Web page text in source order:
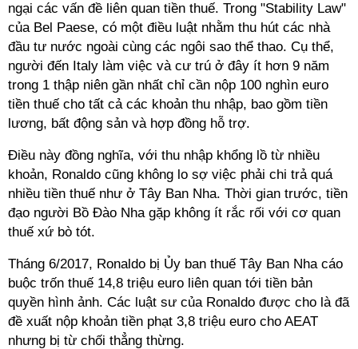
ngại các vấn đề liên quan tiền thuế. Trong "Stability Law"
của Bel Paese, có một điều luật nhằm thu hút các nhà
đầu tư nước ngoài cùng các ngôi sao thể thao. Cụ thể,
người đến Italy làm việc và cư trú ở đây ít hơn 9 năm
trong 1 thập niên gần nhất chỉ cần nộp 100 nghìn euro
tiền thuế cho tất cả các khoản thu nhập, bao gồm tiền
lương, bất động sản và hợp đồng hỗ trợ.
Điều này đồng nghĩa, với thu nhập khổng lồ từ nhiều
khoản, Ronaldo cũng không lo sợ việc phải chi trả quá
nhiều tiền thuế như ở Tây Ban Nha. Thời gian trước, tiền
đạo người Bồ Đào Nha gặp không ít rắc rối với cơ quan
thuế xứ bò tót.
Tháng 6/2017, Ronaldo bị Ủy ban thuế Tây Ban Nha cáo
buộc trốn thuế 14,8 triệu euro liên quan tới tiền bản
quyền hình ảnh. Các luật sư của Ronaldo được cho là đã
đề xuất nộp khoản tiền phạt 3,8 triệu euro cho AEAT
nhưng bị từ chối thẳng thừng.